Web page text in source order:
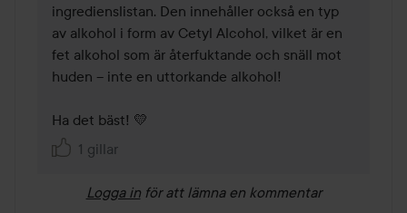
ingredienslistan. Den innehåller också en typ
av alkohol i form av Cetyl Alcohol, vilket är en
fet alkohol som är återfuktande och snäll mot
huden – inte en uttorkande alkohol!
Ha det bäst! 💛
1 gillar
Logga in för att lämna en kommentar